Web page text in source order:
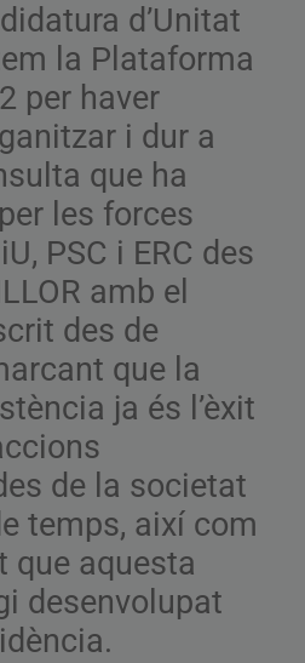
d’Unitat
la Plataforma
per haver
i dur a
que ha
les forces
PSC i ERC des
amb el
des de
que la
ja és l’èxit
de la societat
temps, així com
que aquesta
desenvolupat